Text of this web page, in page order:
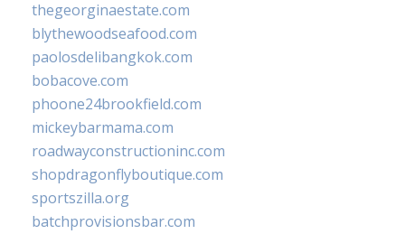
thegeorginaestate.com
blythewoodseafood.com
paolosdelibangkok.com
bobacove.com
phoone24brookfield.com
mickeybarmama.com
roadwayconstructioninc.com
shopdragonflyboutique.com
sportszilla.org
batchprovisionsbar.com